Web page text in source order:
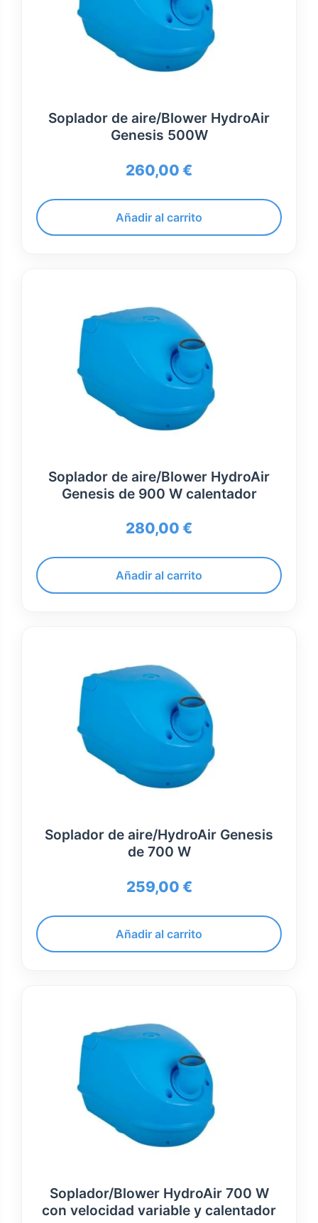
Soplador de aire/Blower HydroAir
Genesis 500W
260,00 €
Añadir al carrito
Soplador de aire/Blower HydroAir
Genesis de 900 W calentador
280,00 €
Añadir al carrito
Soplador de aire/HydroAir Genesis
de 700 W
259,00 €
Añadir al carrito
Soplador/Blower HydroAir 700 W
con velocidad variable y calentador